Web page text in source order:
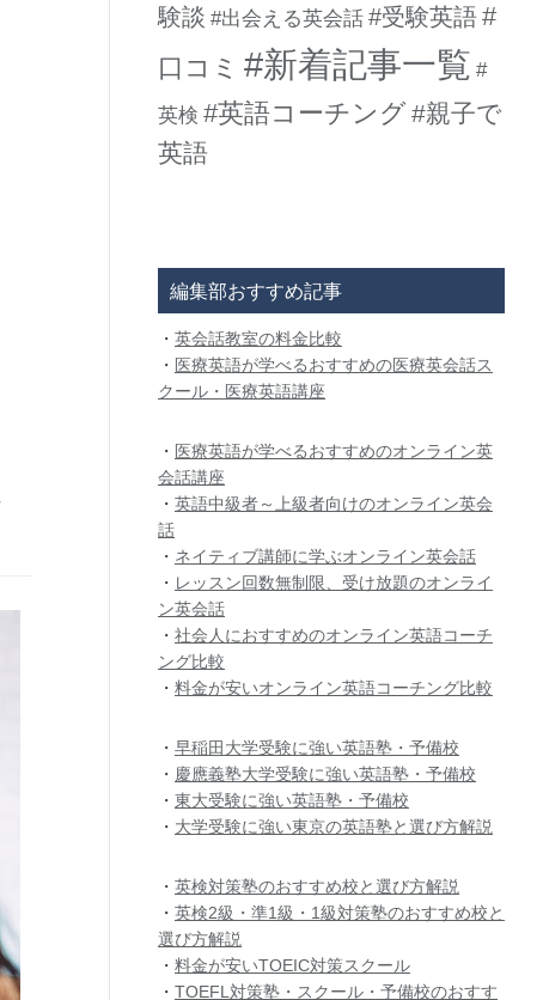
験談 #出会える英会話 #受験英語#
口コミ #新着記事一覧 #
英検 #英語コーチング#親子で
英語
編集部おすすめ記事
・ 英会話教室の料金比較
・ 医療英語が学べるおすすめの医療英会話ス
クール・医療英語講座
・ 医療英語が学べるおすすめのオンライン英
会話講座
・ 英語中級者～上級者向けのオンライン英会
話
・ ネイティブ講師に学ぶオンライン英会話
・ レッスン回数無制限、受け放題のオンライ
ン英会話
・ 社会人におすすめのオンライン英語コーチ
ング比較
・ 料金が安いオンライン英語コーチング比較
・ 早稲田大学受験に強い英語塾・予備校
・ 慶應義塾大学受験に強い英語塾・予備校
・ 東大受験に強い英語塾・予備校
・ 大学受験に強い東京の英語塾と選び方解説
・ 英検対策塾のおすすめ校と選び方解説
・ 英検2級・準1級・1級対策塾のおすすめ校と
選び方解説
・ 料金が安いTOEIC対策スクール
・ TOEFL対策塾・スクール・予備校のおすす